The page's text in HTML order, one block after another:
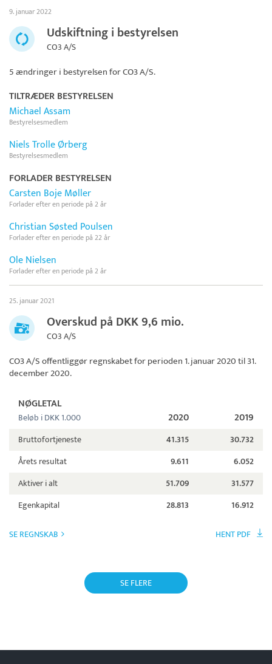
9. januar 2022
Udskiftning i bestyrelsen
CO3 A/S
5 ændringer i bestyrelsen forCO3 A/S.
TILTRÆDER BESTYRELSEN
Michael Assam
Bestyrelsesmedlem
Niels Trolle Ørberg
Bestyrelsesmedlem
FORLADER BESTYRELSEN
Carsten Boje Møller
Forlader efter en periode på 2 år
Christian Søsted Poulsen
Forlader efter en periode på 22 år
Ole Nielsen
Forlader efter en periode på 2 år
25. januar 2021
Overskud på DKK 9,6 mio.
CO3 A/S
CO3 A/Soffentliggør regnskabet for perioden 1. januar 2020 til 31.
december 2020.
NØGLETAL
Beløb i DKK 1.000 2020 2019
Bruttofortjeneste 41.315
30.732
Årets resultat
9.611
6.052
Aktiver i alt
51.709
31.577
Egenkapital
28.813 16.912
SE REGNSKAB HENT PDF
SE FLERE